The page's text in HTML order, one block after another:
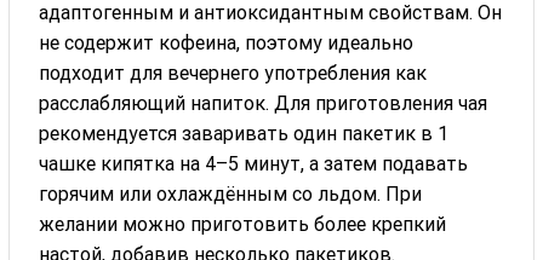
адаптогенным и антиоксидантным свойствам. Он
не содержит кофеина, поэтому идеально
подходит для вечернего употребления как
расслабляющий напиток. Для приготовления чая
рекомендуется заваривать один пакетик в 1
чашке кипятка на 4–5 минут, а затем подавать
горячим или охлаждённым со льдом. При
желании можно приготовить более крепкий
настой, добавив несколько пакетиков.